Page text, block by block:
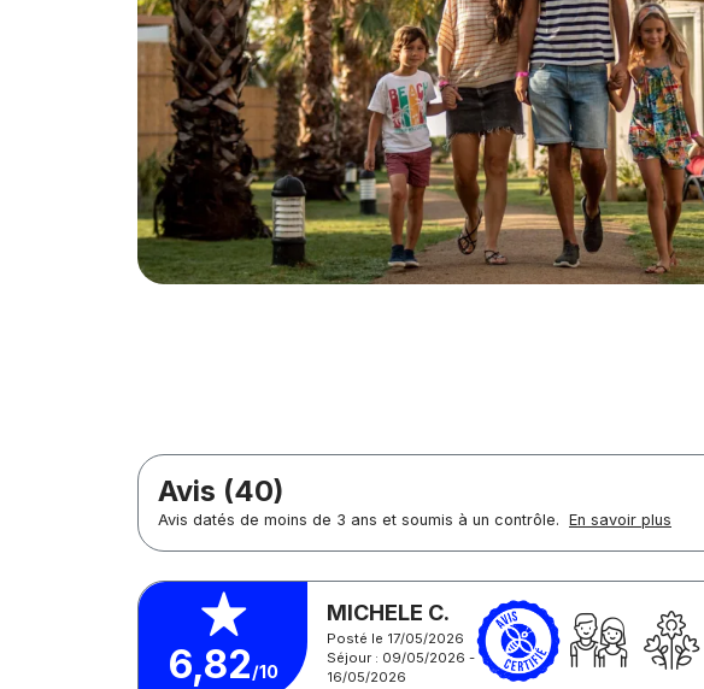
Avis (40)
Avis datés de moins de 3 ans et soumis à un contrôle. En savoir plus
6,82/10
MICHELE C.
Posté le 17/05/2026
Séjour : 09/05/2026 -
16/05/2026